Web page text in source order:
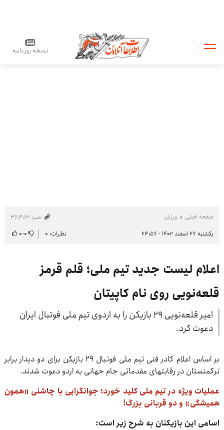
نسخه روزنامه
صفحه اصلی ورزش
خبر: ۳۶٬۴۸۳
یکشنبه ۲۷ اسفند ۱۴۰۲ - ۲۳:۵۷
نظرات: ۰ ۰-۰
اعلام لیست جدید تیم ملی؛ قلم قرمز
قلعه‌نویی روی نام کاپیتان
امیر قلعه‌نویی ٢٩ بازیکن را به اردوی تیم ملی فوتبال ایران
دعوت کرد.
بر اساس اعلام کادر فنی تیم ملی فوتبال ٢٩ بازیکن برای دو دیدار برابر
ترکمنستان در رقابتهای مقدماتی جام جهانی به اردو دعوت شدند.
عملیات ویژه در تیم ملی کلید خورد؛ جوانگرایی با چاشنی «همون
همیشگی» و دو قربانی بزرگ!
اسامی این بازیکنان به شرح زیر است: